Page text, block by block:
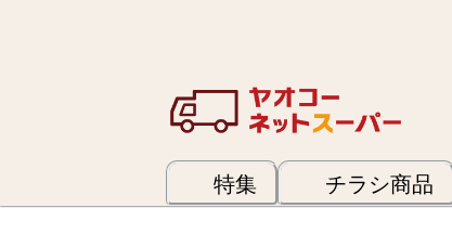
特集 チラシ商品